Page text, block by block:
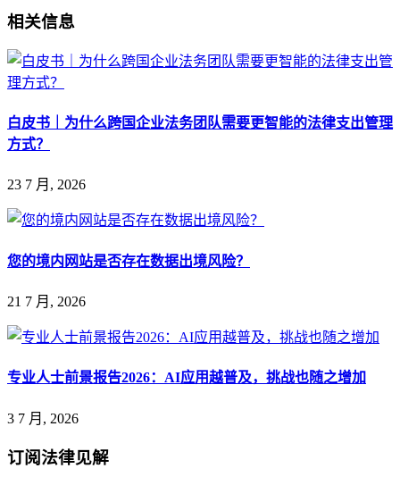
相关信息
白皮书｜为什么跨国企业法务团队需要更智能的法律支出管理
方式？
23 7 月, 2026
您的境内网站是否存在数据出境风险？
21 7 月, 2026
专业人士前景报告2026：AI应用越普及，挑战也随之增加
3 7 月, 2026
订阅法律见解